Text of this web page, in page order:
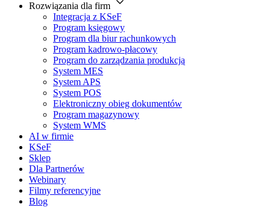
Rozwiązania dla firm
Integracja z KSeF
Program księgowy
Program dla biur rachunkowych
Program kadrowo-płacowy
Program do zarządzania produkcją
System MES
System APS
System POS
Elektroniczny obieg dokumentów
Program magazynowy
System WMS
AI w firmie
KSeF
Sklep
Dla Partnerów
Webinary
Filmy referencyjne
Blog